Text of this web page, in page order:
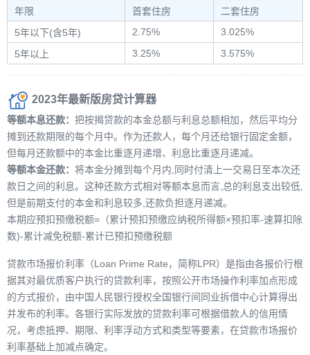
年限 首套住房
二套住房
5年以下(含5年)
2.75%
3.025%
5年以上
3.25% 3.575%
2023年最新版房贷计算器
等额本息还款： 把按揭贷款的本金总额与利息总额相加，然后平均分
摊到还款期限的每个月中。作为还款人，每个月还给银行固定金额，
但每月还款额中的本金比重逐月递增、利息比重逐月递减。
等额本金还款： 将本金分摊到每个月内,同时付清上一交易日至本次还
款日之间的利息。这种还款方式相对等额本息而言,总的利息支出较低,
但是前期支付的本金和利息较多,还款负担逐月递减。
本期应预扣预缴税额=（累计预扣预缴应纳税所得额×预扣率-速算扣除
数)-累计减免税额-累计已预扣预缴税额
贷款市场报价利率（Loan Prime Rate，简称LPR）是指由各报价行根
据其对最优质客户执行的贷款利率，按照公开市场操作利率加点形成
的方式报价，由中国人民银行授权全国银行间同业拆借中心计算得出
并发布的利率。各银行实际发放的贷款利率可根据借款人的信用情
况，考虑抵押、期限、利率浮动方式和类型等要素，在贷款市场报价
利率基础上加减点确定。